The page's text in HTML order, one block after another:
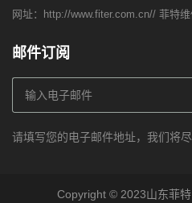
网址：
http://www.fiter.com.cn// 菲特
邮件订阅
请填写您的电子邮件地址，我们将
Copyright © 2023山东菲